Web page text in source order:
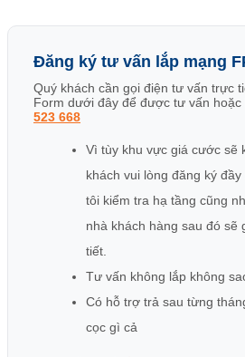
Đăng ký tư vấn lắp mạng
Quý khách cần gọi điện tư vấn trực
Form dưới đây để được tư vấn hoặc
523 668
Vì tùy khu vực giá cước sẽ
khách vui lòng đăng ký
tôi kiểm tra hạ tầng cũng
nhà khách hàng sau đó sẽ
tiết.
Tư vấn không lắp không
Có hỗ trợ trả sau từng
cọc gì cả